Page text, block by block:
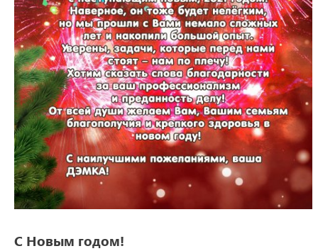
С Новым годом!